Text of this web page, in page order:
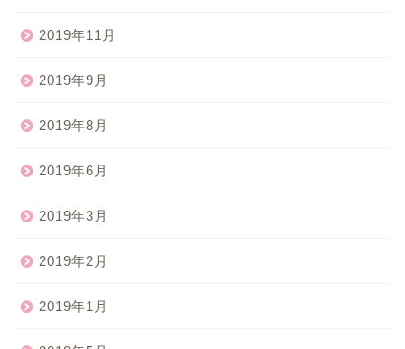
2019年11月
2019年9月
2019年8月
2019年6月
2019年3月
2019年2月
2019年1月